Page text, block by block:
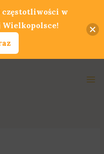
w
Wielkopolsce!